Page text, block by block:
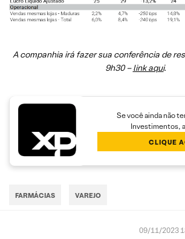
A companhia irá fazer sua conferência de
9h30 –link aqui.
Se você ainda não
Investimentos,
CLIQUE
FARMÁCIAS VAREJO
09/11/2023